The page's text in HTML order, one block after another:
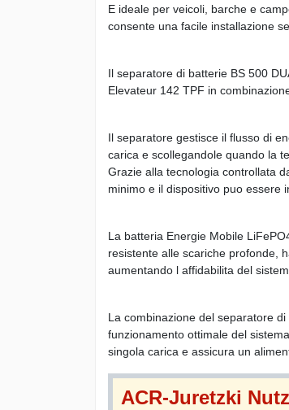
E ideale per veicoli, barche e
consente una facile installazione
Il separatore di batterie BS 500
Elevateur 142 TPF in
Il separatore gestisce il flusso di
carica e scollegandole quando la
Grazie alla tecnologia controllata
minimo e il dispositivo puo essere
La batteria Energie Mobile
resistente alle scariche profonde,
aumentando l affidabilita del
La combinazione del separatore
funzionamento ottimale del
singola carica e assicura un
ACR-Juretzki